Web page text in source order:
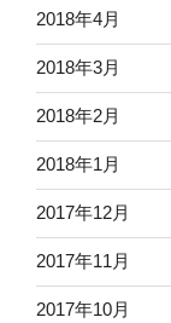
2018年4月
2018年3月
2018年2月
2018年1月
2017年12月
2017年11月
2017年10月